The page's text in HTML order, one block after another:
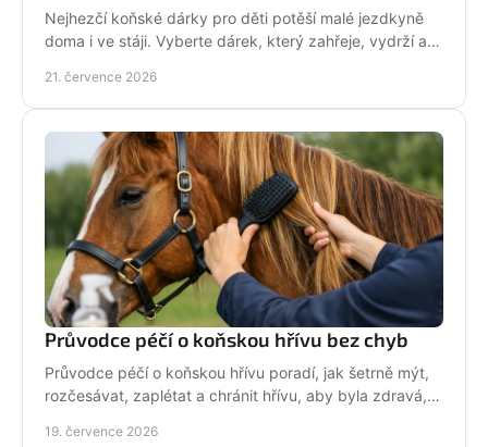
Nejhezčí koňské dárky pro děti potěší malé jezdkyně
doma i ve stáji. Vyberte dárek, který zahřeje, vydrží a
21. července 2026
Průvodce péčí o koňskou hřívu bez chyb
Průvodce péčí o koňskou hřívu poradí, jak šetrně mýt,
rozčesávat, zaplétat a chránit hřívu, aby byla zdravá,
19. července 2026